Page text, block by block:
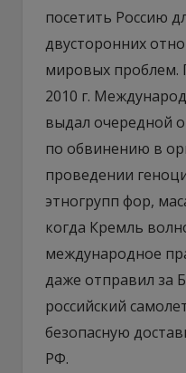
посетить Россию
двусторонних
мировых проблем.
2010 г.
выдал очередной
по обвинению в
проведении
этногрупп фор,
когда Кремль
международное
даже отправил за
российский
безопасную
РФ.